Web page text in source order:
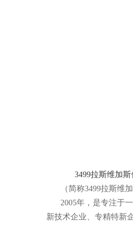
3499拉斯维加斯
（简称3499拉斯维
2005年，是专注于
新技术企业、专精特新